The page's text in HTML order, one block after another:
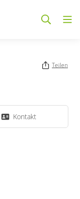
Teilen
Kontakt